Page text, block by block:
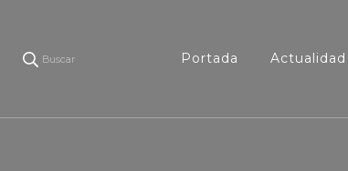
Buscar Portada Actualidad